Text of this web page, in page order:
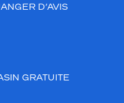
D’AVIS
GRATUITE